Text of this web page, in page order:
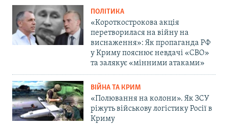
ПОЛІТИКА
«Короткострокова акція
перетворилася на війну на
виснаження»: Як пропаганда РФ
у Криму пояснює невдачі «СВО»
та залякує «мінними атаками»
ВІЙНА ТА КРИМ
«Полювання на колони». Як ЗСУ
ріжуть військову логістику Росії в
Криму